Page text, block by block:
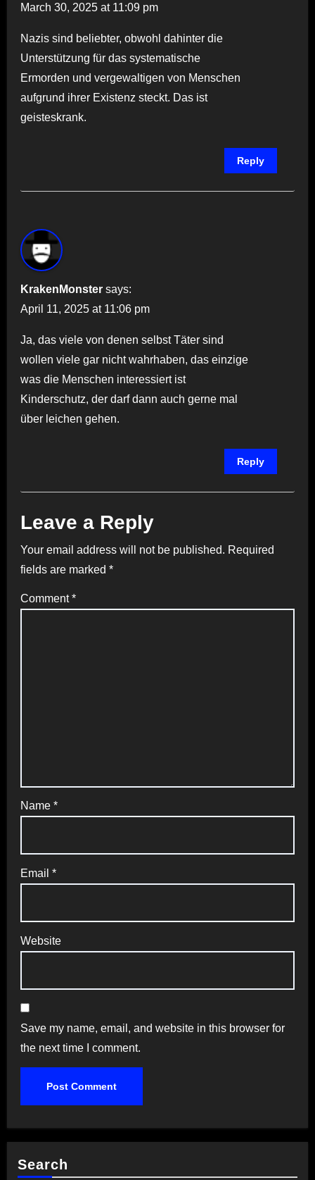
March 30, 2025 at 11:09 pm
Nazis sind beliebter, obwohl dahinter die
Unterstützung für das systematische
Ermorden und vergewaltigen von Menschen
aufgrund ihrer Existenz steckt. Das ist
geisteskrank.
Reply
KrakenMonster says:
April 11, 2025 at 11:06 pm
Ja, das viele von denen selbst Täter sind
wollen viele gar nicht wahrhaben, das einzige
was die Menschen interessiert ist
Kinderschutz, der darf dann auch gerne mal
über leichen gehen.
Reply
Leave a Reply
Your email address will not be published. Required
fields are marked *
Comment*
Name *
Email *
Website
Save my name, email, and website in this browser for
the next time I comment.
Search